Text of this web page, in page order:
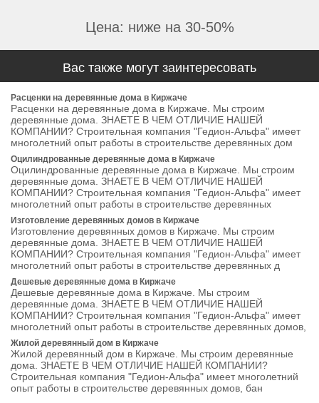
Цена: ниже на 30-50%
Вас также могут заинтересовать
Расценки на деревянные дома в Киржаче
Расценки на деревянные дома в Киржаче. Мы строим
деревянные дома. ЗНАЕТЕ В ЧЕМ ОТЛИЧИЕ НАШЕЙ
КОМПАНИИ? Строительная компания "Гедион-Альфа" имеет
многолетний опыт работы в строительстве деревянных дом
Оцилиндрованные деревянные дома в Киржаче
Оцилиндрованные деревянные дома в Киржаче. Мы строим
деревянные дома. ЗНАЕТЕ В ЧЕМ ОТЛИЧИЕ НАШЕЙ
КОМПАНИИ? Строительная компания "Гедион-Альфа" имеет
многолетний опыт работы в строительстве деревянных
Изготовление деревянных домов в Киржаче
Изготовление деревянных домов в Киржаче. Мы строим
деревянные дома. ЗНАЕТЕ В ЧЕМ ОТЛИЧИЕ НАШЕЙ
КОМПАНИИ? Строительная компания "Гедион-Альфа" имеет
многолетний опыт работы в строительстве деревянных д
Дешевые деревянные дома в Киржаче
Дешевые деревянные дома в Киржаче. Мы строим
деревянные дома. ЗНАЕТЕ В ЧЕМ ОТЛИЧИЕ НАШЕЙ
КОМПАНИИ? Строительная компания "Гедион-Альфа" имеет
многолетний опыт работы в строительстве деревянных домов,
Жилой деревянный дом в Киржаче
Жилой деревянный дом в Киржаче. Мы строим деревянные
дома. ЗНАЕТЕ В ЧЕМ ОТЛИЧИЕ НАШЕЙ КОМПАНИИ?
Строительная компания "Гедион-Альфа" имеет многолетний
опыт работы в строительстве деревянных домов, бан